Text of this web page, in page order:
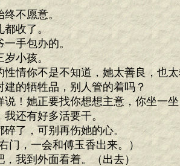
终不愿意。
都收了。
手包办的。
岁小孩。
情你不是不知道，她太善良，也
的牺牲品，别人管的着吗？
！她正要找你想想主意，你坐一
还有好多活要干。
了，可别再伤她的心。
，一会和傅玉香出来。）
我到外面看着。（出去）